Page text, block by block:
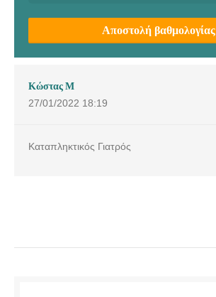
Αποστολή βαθμολογίας
Κώστας Μ
27/01/2022 18:19
Καταπληκτικός Γιατρός